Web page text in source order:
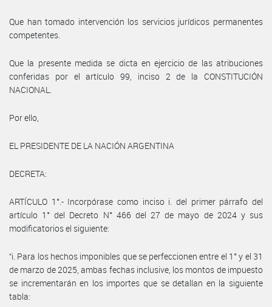
Que han tomado intervención los servicios jurídicos permanentes
competentes.
Que la presente medida se dicta en ejercicio de las atribuciones
conferidas por el artículo 99, inciso 2 de la CONSTITUCIÓN
NACIONAL.
Por ello,
EL PRESIDENTE DE LA NACIÓN ARGENTINA
DECRETA:
ARTÍCULO 1°.- Incorpórase como inciso i. del primer párrafo del
artículo 1° del Decreto N° 466 del 27 de mayo de 2024 y sus
modificatorios el siguiente:
“i. Para los hechos imponibles que se perfeccionen entre el 1° y el 31
de marzo de 2025, ambas fechas inclusive, los montos de impuesto
se incrementarán en los importes que se detallan en la siguiente
tabla: